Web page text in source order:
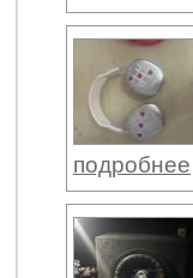
подробнее